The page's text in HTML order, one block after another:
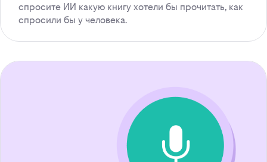
спросите ИИ какую книгу хотели бы прочитать, как
спросили бы у человека.